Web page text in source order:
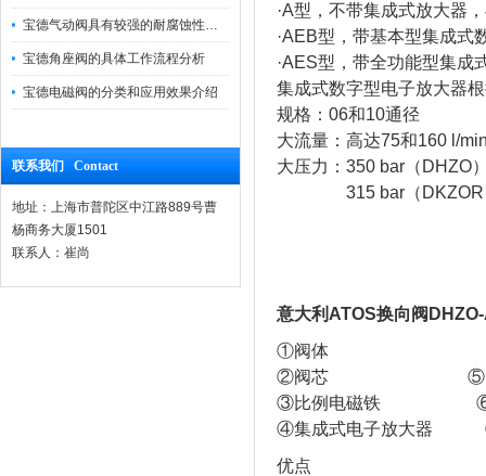
宝德气动阀具有较强的耐腐蚀性和抗震性
宝德角座阀的具体工作流程分析
宝德电磁阀的分类和应用效果介绍
联系我们 Contact
地址：上海市普陀区中江路889号曹
杨商务大厦1501
联系人：崔尚
·A型，不带集成式放大器
·AEB型，带基本型集成式
·AES型，带全功能型集成
集成式数字型电子放大器
规格：06和10通径
大流量：高达75和160 l/
大压力：350 bar（DHZO
315 bar（DKZOR
意大利ATOS换向阀
①阀体
②阀芯 ⑤USB
③比例电磁铁 ⑥通
④集成式电子放大器
优点